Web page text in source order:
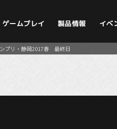
ゲームプレイ 製品情報 イベ
プリ・静岡2017春 最終日